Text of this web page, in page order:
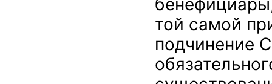
той самой
подчинение